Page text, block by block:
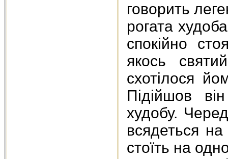
говорить
рогата
спокійно
якось
схотілося
Підійшов
худобу.
всядеться
стоїть на